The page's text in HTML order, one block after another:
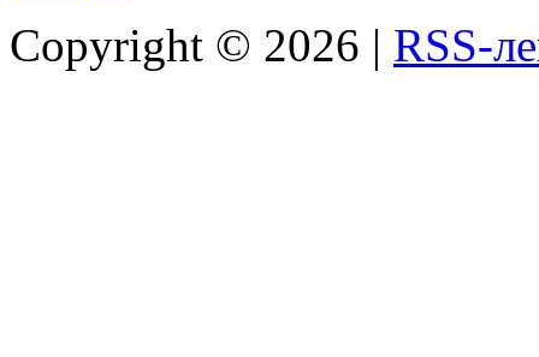
Copyright © 2026 | RSS-